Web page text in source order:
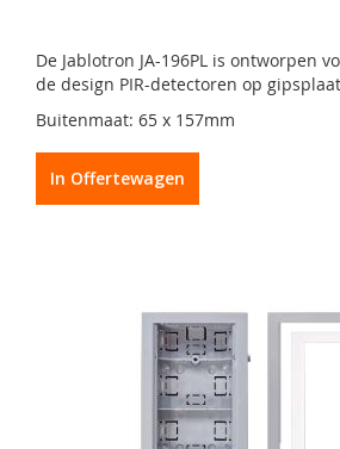
De Jablotron JA-196PL is ontworpen
de design PIR-detectoren op
Buitenmaat: 65 x 157mm
In Offertewagen